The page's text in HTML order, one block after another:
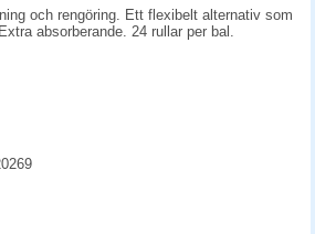
och rengöring. Ett flexibelt alternativ som
absorberande. 24 rullar per bal.